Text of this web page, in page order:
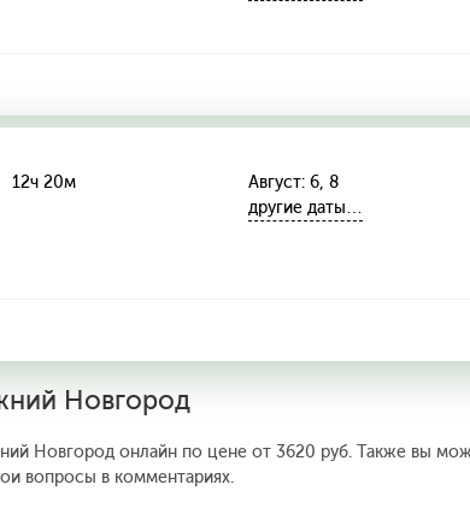
12ч 20м
Август: 6, 8
другие даты…
Новгород
Новгород онлайн по цене от 3620 руб. Также вы
вопросы в комментариях.